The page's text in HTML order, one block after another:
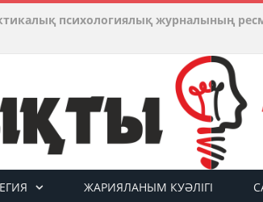
психологиялық журналының
ЖАРИЯЛАНЫМ КУӘЛІГІ